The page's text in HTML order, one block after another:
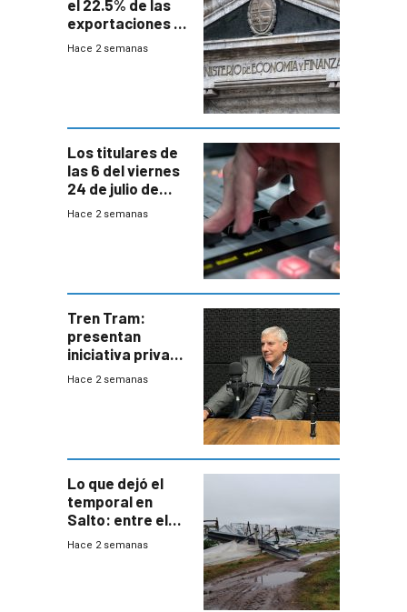
el 22.5% de las
exportaciones a
EE.UU se verán
Hace 2 semanas
Los titulares de
las 6 del viernes
24 de julio de
2026
Hace 2 semanas
Tren Tram:
presentan
iniciativa privada
para una red de
Hace 2 semanas
Lo que dejó el
temporal en
Salto: entre el
impacto
Hace 2 semanas